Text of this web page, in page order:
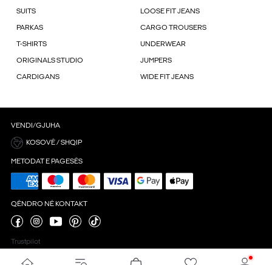
SUITS LOOSE FIT JEANS
PARKAS CARGO TROUSERS
T-SHIRTS UNDERWEAR
ORIGINALS STUDIO JUMPERS
CARDIGANS WIDE FIT JEANS
VENDI/GJUHA
KOSOVË / SHQIP
METODAT E PAGESËS
QËNDRO NË KONTAKT
Trustpilot